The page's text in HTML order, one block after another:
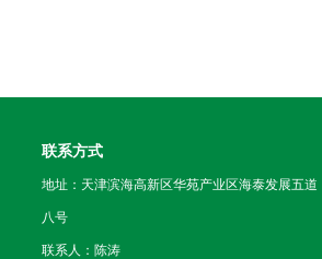
联系方式
地址：天津滨海高新区华苑产业区海泰发展五道
八号
联系人：陈涛